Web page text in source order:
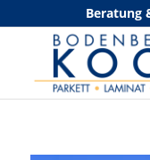
Beratung